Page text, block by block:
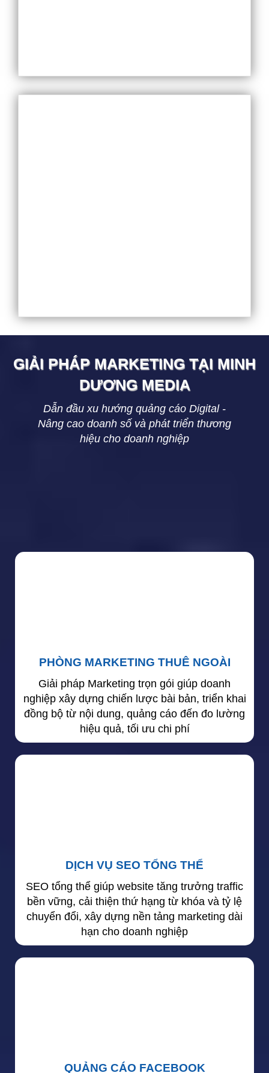
GIẢI PHÁP MARKETING TẠI MINH
DƯƠNGMEDIA
Dẫn đầu xu hướng quảng cáo Digital -
Nâng cao doanh số và phát triển thương
hiệu cho doanh nghiệp
PHÒNG MARKETING THUÊ NGOÀI
Giải pháp Marketing trọn gói giúp doanh
nghiệp xây dựng chiến lược bài bản, triển khai
đồng bộ từ nội dung, quảng cáo đến đo lường
hiệu quả, tối ưu chi phí
DỊCH VỤ SEO TỔNG THỂ
SEO tổng thể giúp website tăng trưởng traffic
bền vững, cải thiện thứ hạng từ khóa và tỷ lệ
chuyển đổi, xây dựng nền tảng marketing dài
hạn cho doanh nghiệp
QUẢNG CÁO FACEBOOK